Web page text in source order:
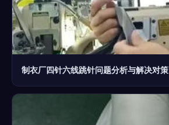
制衣厂四针六线跳针问题分析与解决对策